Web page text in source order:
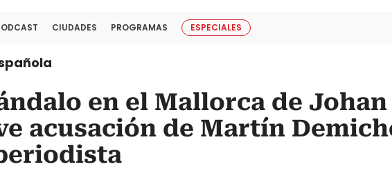
CIUDADES PROGRAMAS ESPECIALES
en el Mallorca de
acusación de Martín